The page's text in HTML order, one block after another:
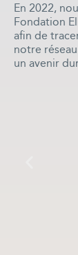
En 2022,
Fondation
afin de
notre
un avenir